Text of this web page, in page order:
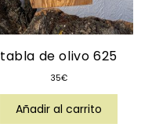
tabla de olivo 625
35€
Añadir al carrito